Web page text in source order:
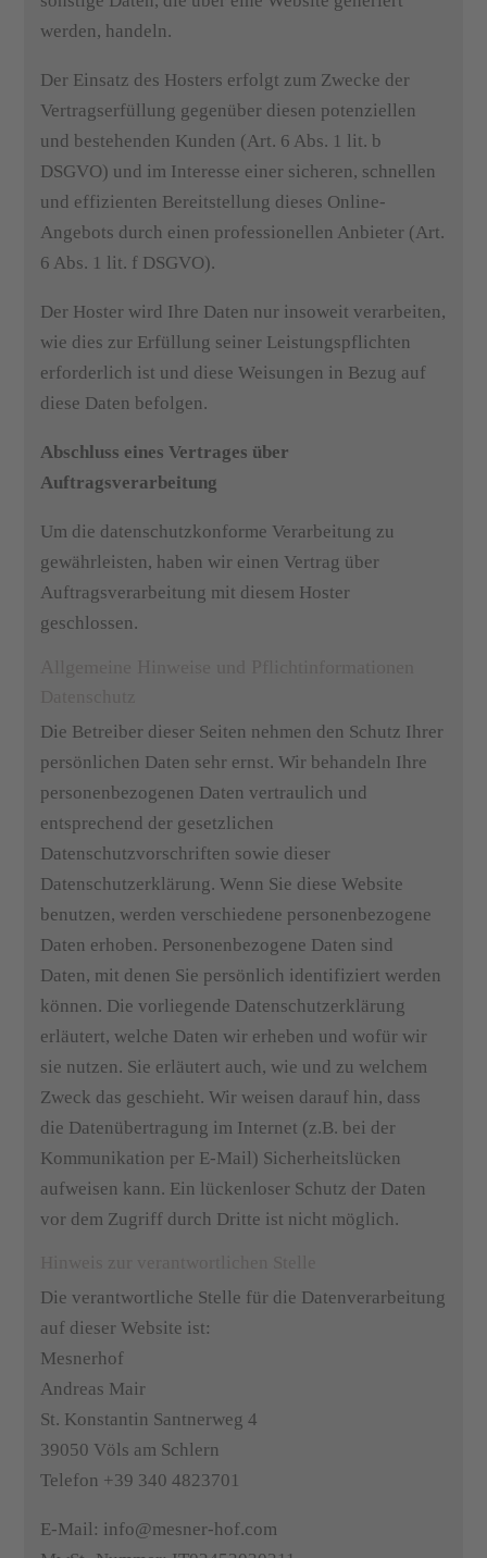
werden, handeln.
Der Einsatz des Hosters erfolgt zum Zwecke der
Vertragserfüllung gegenüber diesen potenziellen
und bestehenden Kunden (Art. 6 Abs. 1 lit. b
DSGVO) und im Interesse einer sicheren, schnellen
und effizienten Bereitstellung dieses Online-
Angebots durch einen professionellen Anbieter (Art.
6 Abs. 1 lit. f DSGVO).
Der Hoster wird Ihre Daten nur insoweit verarbeiten,
wie dies zur Erfüllung seiner Leistungspflichten
erforderlich ist und diese Weisungen in Bezug auf
diese Daten befolgen.
Abschluss eines Vertrages über
Auftragsverarbeitung
Um die datenschutzkonforme Verarbeitung zu
gewährleisten, haben wir einen Vertrag über
Auftragsverarbeitung mit diesem Hoster
geschlossen.
Die Betreiber dieser Seiten nehmen den Schutz Ihrer
persönlichen Daten sehr ernst. Wir behandeln Ihre
personenbezogenen Daten vertraulich und
entsprechend der gesetzlichen
Datenschutzvorschriften sowie dieser
Datenschutzerklärung. Wenn Sie diese Website
benutzen, werden verschiedene personenbezogene
Daten erhoben. Personenbezogene Daten sind
Daten, mit denen Sie persönlich identifiziert werden
können. Die vorliegende Datenschutzerklärung
erläutert, welche Daten wir erheben und wofür wir
sie nutzen. Sie erläutert auch, wie und zu welchem
Zweck das geschieht. Wir weisen darauf hin, dass
die Datenübertragung im Internet (z.B. bei der
Kommunikation per E-Mail) Sicherheitslücken
aufweisen kann. Ein lückenloser Schutz der Daten
vor dem Zugriff durch Dritte ist nicht möglich.
Die verantwortliche Stelle für die Datenverarbeitung
auf dieser Website ist:
Mesnerhof
Andreas Mair
St. Konstantin Santnerweg 4
39050 Völs am Schlern
Telefon +39 340 4823701
E-Mail: info@mesner-hof.com